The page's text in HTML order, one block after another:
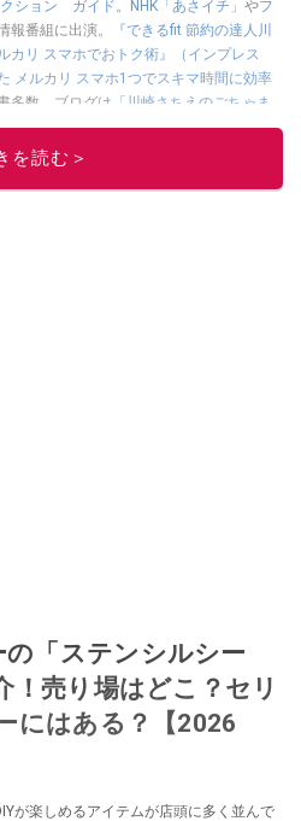
クション ガイド 。 NHK「あさイチ」 やフ
報番組に出演。
『できるfit 節約の達人川
カリ スマホでおトク術』（インプレス
メルカリ スマホ1つでスキマ時間に効率
多数。ブログは 「川崎さちえのごちゃま
ために、突然会社を辞める。翌月からの
を読む＞
の「ステンシルシー
！売り場はどこ？セリ
にはある？【2026
が楽しめるアイテムが店頭に多く並んで